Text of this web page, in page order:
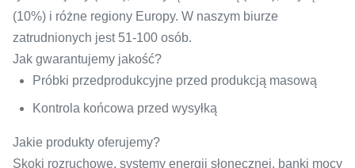
(10%) i różne regiony Europy. W naszym biurze
zatrudnionych jest 51-100 osób.
Jak gwarantujemy jakość?
Próbki przedprodukcyjne przed produkcją masową
Kontrola końcowa przed wysyłką
Jakie produkty oferujemy?
Skoki rozruchowe, systemy energii słonecznej, banki mocy